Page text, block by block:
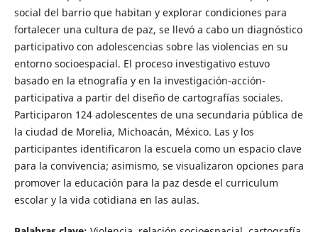
social del barrio que habitan y explorar condiciones para
fortalecer una cultura de paz, se llevó a cabo un diagnóstico
participativo con adolescencias sobre las violencias en su
entorno socioespacial. El proceso investigativo estuvo
basado en la etnografía y en la investigación-acción-
participativa a partir del diseño de cartografías sociales.
Participaron 124 adolescentes de una secundaria pública de
la ciudad de Morelia, Michoacán, México. Las y los
participantes identificaron la escuela como un espacio clave
para la convivencia; asimismo, se visualizaron opciones para
promover la educación para la paz desde el curriculum
escolar y la vida cotidiana en las aulas.